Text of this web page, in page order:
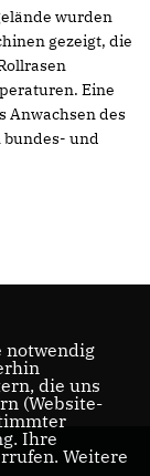
wurden
gezeigt, die
Eine
Anwachsen des
bundes- und
notwendig
die uns
(Website-
Ihre
Weitere